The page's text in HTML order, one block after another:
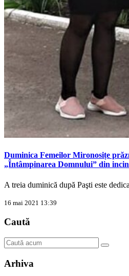
Duminica Femeilor Mironosițe
„Întâmpinarea Domnului” din
A treia duminică după Paşti este
16 mai 2021 13:39
Caută
Arhiva